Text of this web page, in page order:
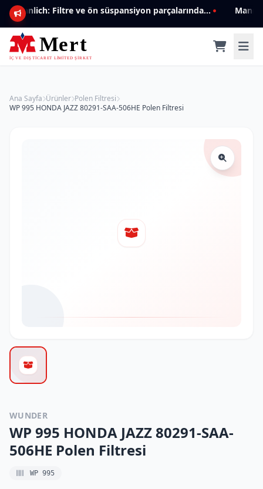
Mannlich: Filtre ve ön süspansiyon parçalarında genişleyen ürün yelpazesiyle kalite ve güven.
Ana Sayfa Ürünler Polen Filtresi
WP 995 HONDA JAZZ 80291-SAA-506HE Polen Filtresi
WUNDER
WP 995 HONDA JAZZ 80291-SAA-
506HE Polen Filtresi
WP 995